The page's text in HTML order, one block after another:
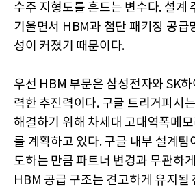
수주 지형도를 흔드는 변수다. 설계
기울면서 HBM과 첨단 패키징 공급
성이 커졌기 때문이다.
우선 HBM 부문은 삼성전자와 SK
력한 추진력이다. 구글 트리거피시
해결하기 위해 차세대 고대역폭메
를 계획하고 있다. 구글 내부 설계팀
도하는 만큼 파트너 변경과 무관하
HBM 공급 구조는 견고하게 유지될